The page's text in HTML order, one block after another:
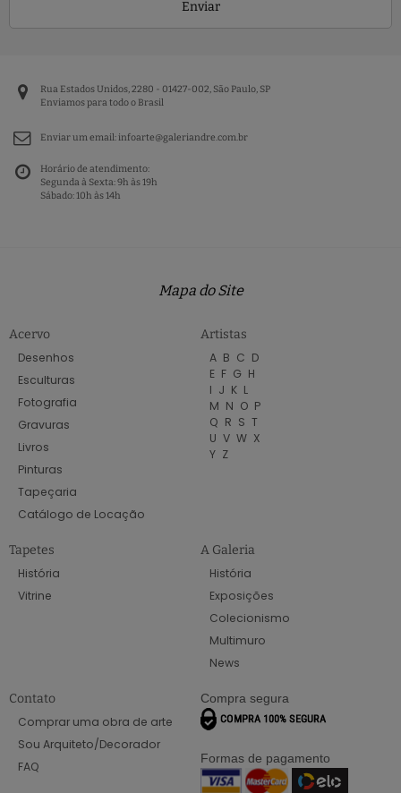
Enviar
Rua Estados Unidos, 2280 - 01427-002, São Paulo, SP
Enviamos para todo o Brasil
Enviar um email:infoarte@galeriandre.com.br
Horário de atendimento:
Segunda à Sexta: 9h às 19h
Sábado: 10h às 14h
Mapa do Site
Acervo
Desenhos
Esculturas
Fotografia
Gravuras
Livros
Pinturas
Tapeçaria
Catálogo de Locação
Artistas
A B C D
E F G H
I J K L
M N O P
Q R S T
U V W X
Y Z
Tapetes
História
Vitrine
A Galeria
História
Exposições
Colecionismo
Multimuro
News
Contato
Comprar uma obra de arte
Sou Arquiteto/Decorador
FAQ
Compra segura
Formas de pagamento